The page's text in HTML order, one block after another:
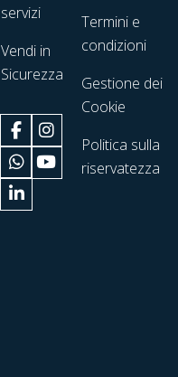
servizi
Vendi in
Sicurezza
Termini e
condizioni
Gestione dei
Cookie
Politica sulla
riservatezza